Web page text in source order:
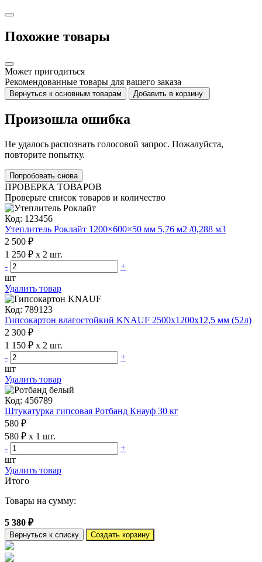
Похожие товары
Может пригодиться
Рекомендованные товары для вашего заказа
Вернуться к основным товарам Добавить в корзину
Произошла ошибка
Не удалось распознать голосовой запрос. Пожалуйста,
повторите попытку.
Попробовать снова
ПРОВЕРКА ТОВАРОВ
Проверьте список товаров и количество
Код: 123456
Утеплитель Роклайт 1200×600×50 мм 5,76 м2 /0,288 м3
2 500 ₽
1 250 ₽ x 2 шт.
-
+
шт
Удалить товар
Код: 789123
Гипсокартон влагостойкий KNAUF 2500x1200x12,5 мм (52л)
2 300 ₽
1 150 ₽ x 2 шт.
-
+
шт
Удалить товар
Код: 456789
Штукатурка гипсовая Ротбанд Кнауф 30 кг
580 ₽
580 ₽ x 1 шт.
-
+
шт
Удалить товар
Итого
Товары на сумму:
5 380 ₽
Вернуться к списку Создать корзину